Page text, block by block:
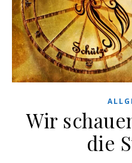
Wir
die